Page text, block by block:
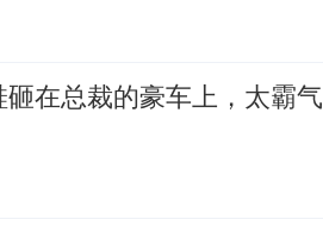
在总裁的豪车上，太霸气